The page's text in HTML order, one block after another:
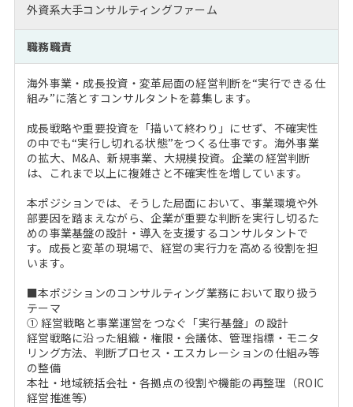
MBA留学生数の推移
インターン受入企業一覧
MBAを生かす求人特集
年齢と年収の相関図
注目企業インタビュー
Career Talk Live
MBA NETWORKING
ニュースリリース
外資系大手コンサルティングファーム
職務職責
海外事業・成長投資・変革局面の経営判断を“実行できる仕
組み”に落とすコンサルタントを募集します。
成長戦略や重要投資を「描いて終わり」にせず、不確実性
の中でも“実行し切れる状態”をつくる仕事です。海外事業
の拡大、M&A、新規事業、大規模投資。企業の経営判断
は、これまで以上に複雑さと不確実性を増しています。
本ポジションでは、そうした局面において、事業環境や外
部要因を踏まえながら、企業が重要な判断を実行し切るた
めの事業基盤の設計・導入を支援するコンサルタントで
す。成長と変革の現場で、経営の実行力を高める役割を担
います。
■本ポジションのコンサルティング業務において取り扱う
テーマ
① 経営戦略と事業運営をつなぐ「実行基盤」の設計
経営戦略に沿った組織・権限・会議体、管理指標・モニタ
リング方法、判断プロセス・エスカレーションの仕組み等
の整備
本社・地域統括会社・各拠点の役割や機能の再整理（ROIC
経営推進等）